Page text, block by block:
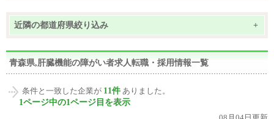
近隣の都道府県絞り込み +
青森県,肝臓機能の障がい者求人転職・採用情報一覧
条件と一致した企業が 11件 ありました。
1ページ中の1ページ目を表示